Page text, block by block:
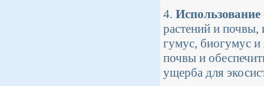
4.
растений и почвы,
гумус, биогумус
почвы и
ущерба для